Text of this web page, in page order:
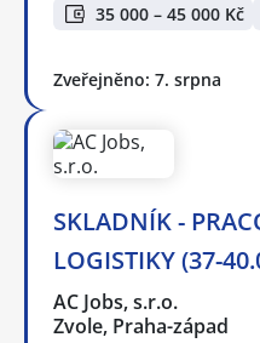
35 000 – 45 000 Kč
Zveřejněno: 7. srpna
SKLADNÍK -
LOGISTIKY (37-
AC Jobs, s.r.o.
Zvole, Praha-západ